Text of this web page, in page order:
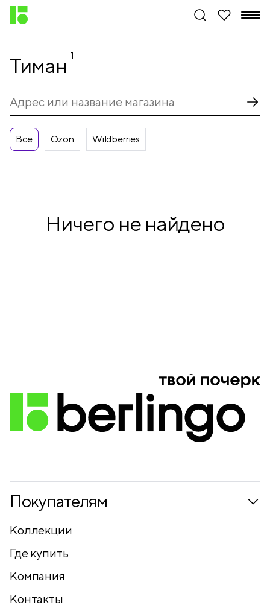
Тиман 1
Все Ozon Wildberries
Ничего не найдено
Покупателям
Коллекции
Где купить
Компания
Контакты